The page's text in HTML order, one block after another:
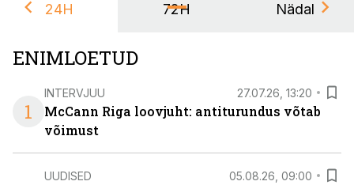
24H 72H Nädal
ENIMLOETUD
1
INTERVJUU 27.07.26, 13:20
McCann Riga loovjuht: antiturundus võtab
võimust
UUDISED 05.08.26, 09:00